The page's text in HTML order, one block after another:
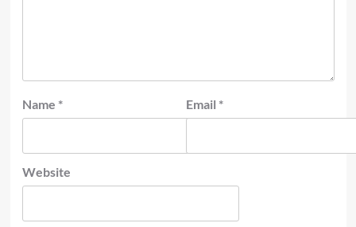
Name * Email *
Website